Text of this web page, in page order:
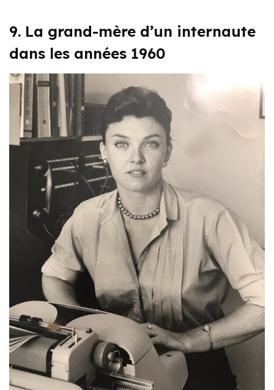
9. La grand-mère d’un internaute
dans les années 1960